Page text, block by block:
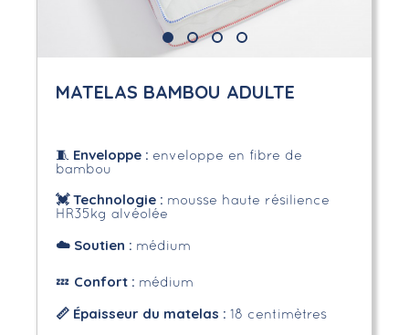
MATELAS BAMBOU ADULTE
🧵 Enveloppe: enveloppe en fibre de
bambou
💓 Technologie : mousse haute résilience
HR35kg alvéolée
☁️Soutien : médium
💤 Confort : médium
📏 Épaisseur du matelas : 18 centimètres